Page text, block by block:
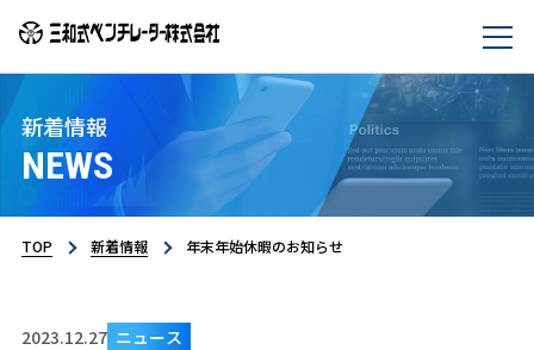
新着情報
NEWS
TOP 新着情報 年末年始休暇のお知らせ
2023.12.27 ニュース